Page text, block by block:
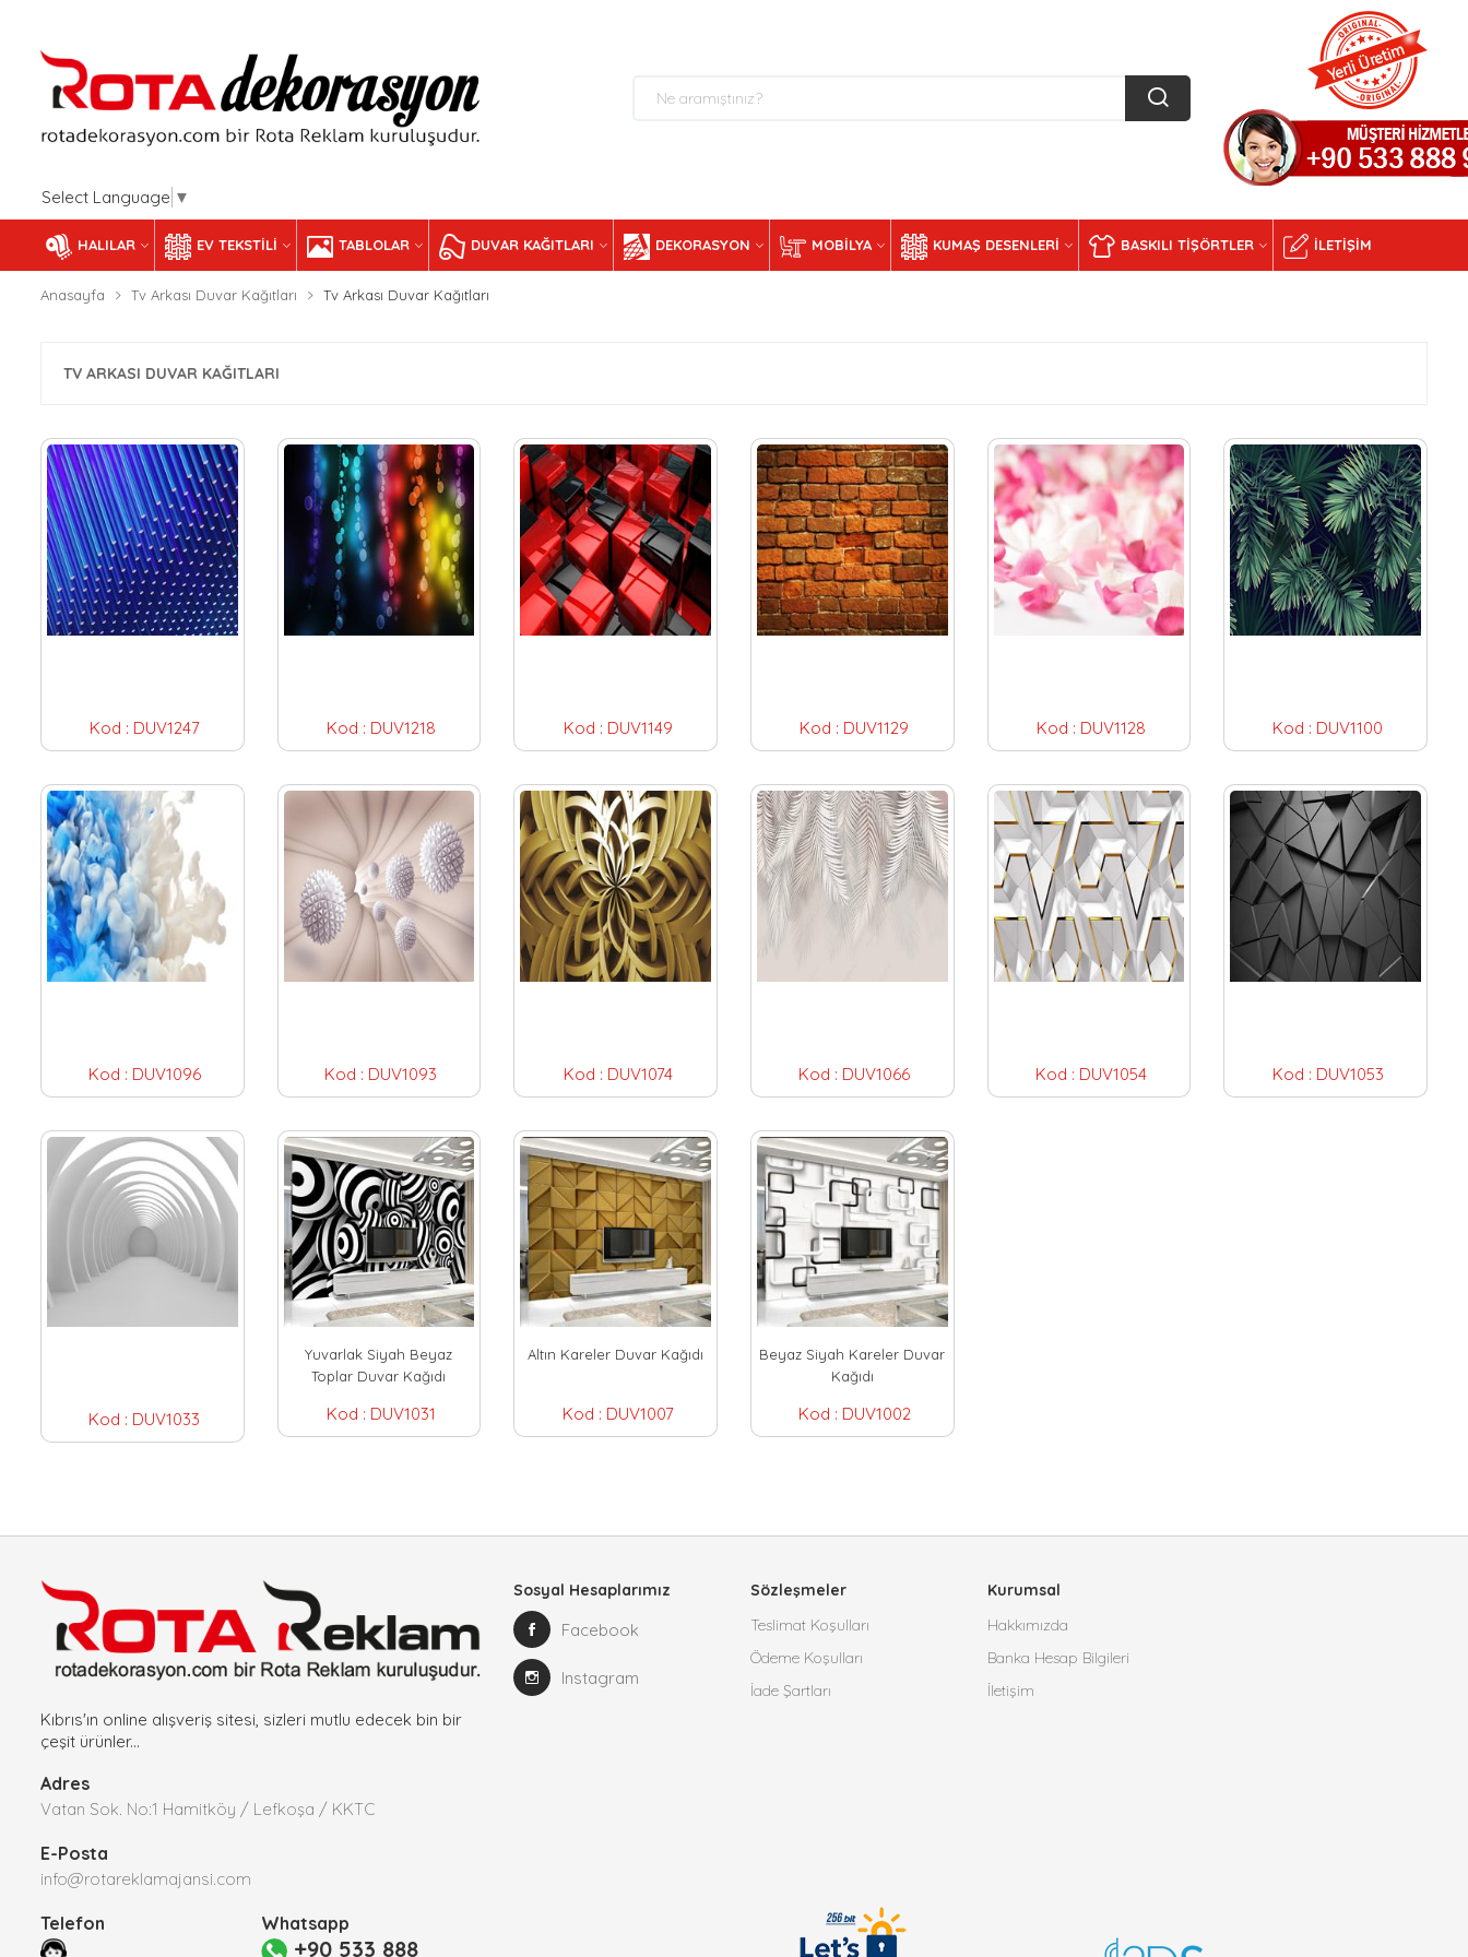
Select Language ▼
HALILAR EV TEKSTILI TABLOLAR DUVAR KAĞITLARI DEKORASYON MOBILYA KUMAŞ DESENLERI BASKILI TIŞÖRTLER İLETIŞIM
Anasayfa Tv Arkası Duvar Kağıtları Tv Arkası Duvar Kağıtları
TV ARKASI DUVAR KAĞITLARI
Kod : DUV1247 Kod : DUV1218 Kod : DUV1149 Kod : DUV1129 Kod : DUV1128 Kod : DUV1100
Kod : DUV1096 Kod : DUV1093 Kod : DUV1074 Kod : DUV1066 Kod : DUV1054 Kod : DUV1053
Kod : DUV1033
Yuvarlak Siyah Beyaz
Toplar Duvar Kağıdı
Kod : DUV1031
Altın Kareler Duvar Kağıdı
Kod : DUV1007
Beyaz Siyah Kareler Duvar
Kağıdı
Kod : DUV1002
Kıbrıs'ın online alışveriş sitesi, sizleri mutlu edecek bin bir
çeşit ürünler...
Adres
Vatan Sok. No:1 Hamitköy / Lefkoşa / KKTC
E-Posta
info@rotareklamajansi.com
Telefon Whatsapp
+90 533 888
Sosyal Hesaplarımız
Facebook
Instagram
Sözleşmeler
Teslimat Koşulları
Ödeme Koşulları
İade Şartları
Kurumsal
Hakkımızda
Banka Hesap Bilgileri
İletişim